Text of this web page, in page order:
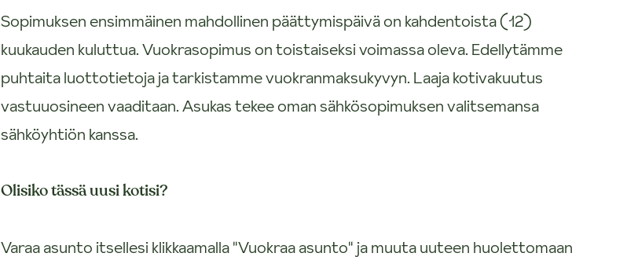
Sopimuksen ensimmäinen mahdollinen päättymispäivä on kahdentoista (12)
kuukauden kuluttua. Vuokrasopimus on toistaiseksi voimassa oleva. Edellytämme
puhtaita luottotietoja ja tarkistamme vuokranmaksukyvyn. Laaja kotivakuutus
vastuuosineen vaaditaan. Asukas tekee oman sähkösopimuksen valitsemansa
sähköyhtiön kanssa.
Olisiko tässä uusi kotisi?
Varaa asunto itsellesi klikkaamalla "Vuokraa asunto" ja muuta uuteen huolettomaan